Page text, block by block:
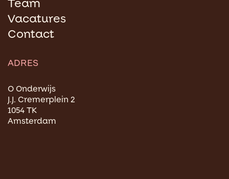
Team
Vacatures
Contact
ADRES
O Onderwijs
J.J. Cremerplein 2
1054 TK
Amsterdam